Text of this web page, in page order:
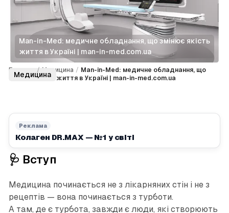
Man-in-Med: медичне обладнання, що змінює якість
життя в Україні | man-in-med.com.ua
Головна / Медицина / Man-in-Med: медичне обладнання, що
змінює якість життя в Україні | man-in-med.com.ua
Реклама
Колаген DR.MAX — №1 у світі
Медицина
🩺 Вступ
Медицина починається не з лікарняних стін і не з
рецептів — вона починається з турботи.
А там, де є турбота, завжди є люди, які створюють